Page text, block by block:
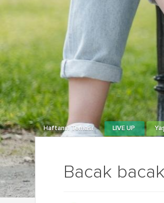
Bacak
Haftanın Teması LIVE UP